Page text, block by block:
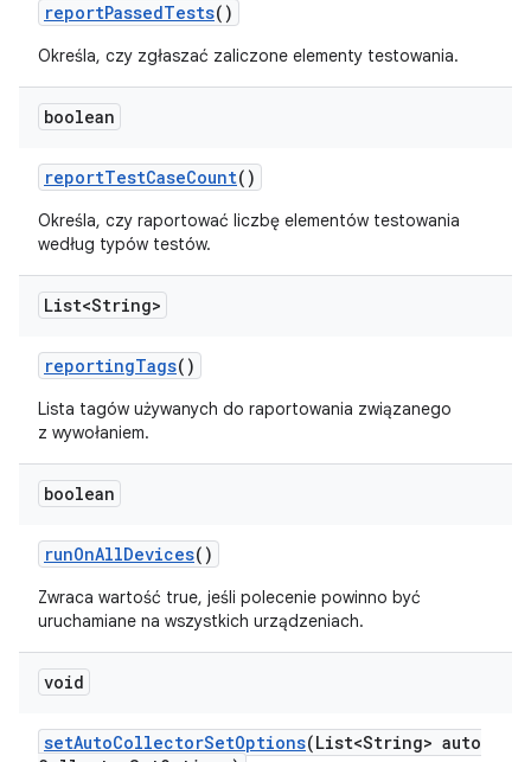
reportPassedTests()
Określa, czy zgłaszać zaliczone elementy testowania.
boolean
reportTestCaseCount()
Określa, czy raportować liczbę elementów testowania
według typów testów.
List<String>
reportingTags()
Lista tagów używanych do raportowania związanego
z wywołaniem.
boolean
runOnAllDevices()
Zwraca wartość true, jeśli polecenie powinno być
uruchamiane na wszystkich urządzeniach.
void
setAutoCollectorSetOptions(List<String> auto